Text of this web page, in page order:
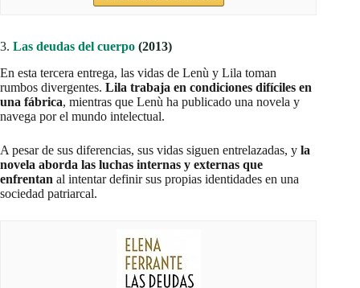
3. Las deudas del cuerpo (2013)
En esta tercera entrega, las vidas de Lenù y Lila toman
rumbos divergentes. Lila trabaja en condiciones difíciles en
una fábrica, mientras que Lenù ha publicado una novela y
navega por el mundo intelectual.
A pesar de sus diferencias, sus vidas siguen entrelazadas, y la
novela aborda las luchas internas y externas que
enfrentan al intentar definir sus propias identidades en una
sociedad patriarcal.